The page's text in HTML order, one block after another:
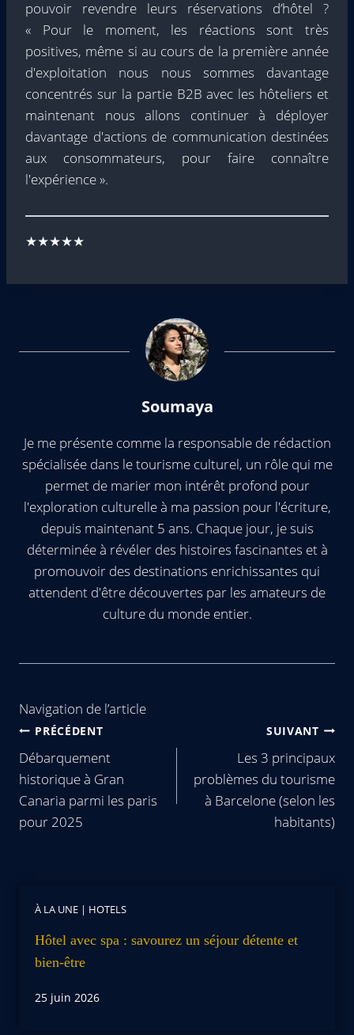
pouvoir revendre leurs réservations d’hôtel ?
« Pour le moment, les réactions sont très
positives, même si au cours de la première année
d'exploitation nous nous sommes davantage
concentrés sur la partie B2B avec les hôteliers et
maintenant nous allons continuer à déployer
davantage d'actions de communication destinées
aux consommateurs, pour faire connaître
l'expérience ».
★★★★★
Soumaya
Je me présente comme la responsable de rédaction
spécialisée dans le tourisme culturel, un rôle qui me
permet de marier mon intérêt profond pour
l'exploration culturelle à ma passion pour l'écriture,
depuis maintenant 5 ans. Chaque jour, je suis
déterminée à révéler des histoires fascinantes et à
promouvoir des destinations enrichissantes qui
attendent d'être découvertes par les amateurs de
culture du monde entier.
Navigation de l’article
PRÉCÉDENT
Débarquement
historique à Gran
Canaria parmi les paris
pour 2025
SUIVANT
Les 3 principaux
problèmes du tourisme
à Barcelone (selon les
habitants)
À LA UNE | HOTELS
Hôtel avec spa : savourez un séjour détente et
bien-être
25 juin 2026